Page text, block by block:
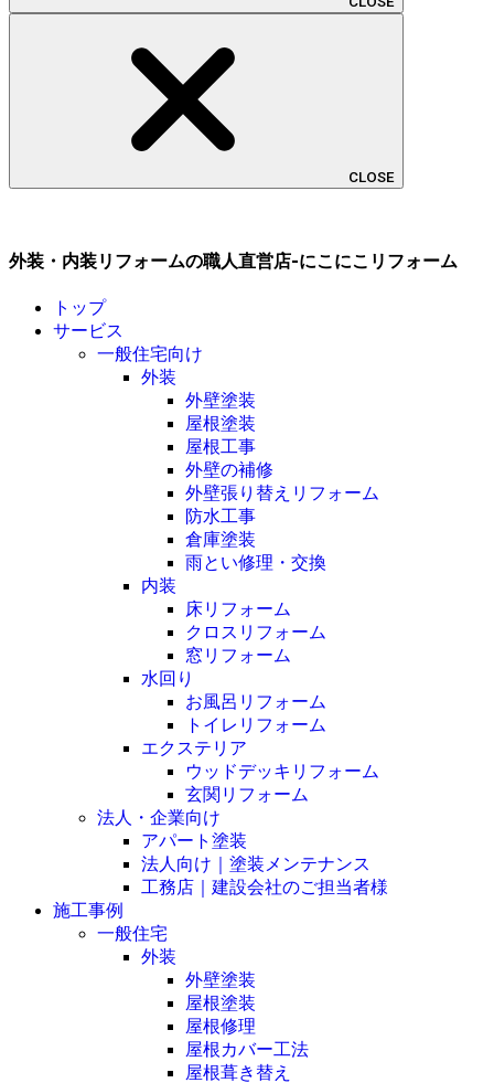
CLOSE
外装・内装リフォームの職人直営店-にこにこリフォーム
トップ
サービス
一般住宅向け
外装
外壁塗装
屋根塗装
屋根工事
外壁の補修
外壁張り替えリフォーム
防水工事
倉庫塗装
雨とい修理・交換
内装
床リフォーム
クロスリフォーム
窓リフォーム
水回り
お風呂リフォーム
トイレリフォーム
エクステリア
ウッドデッキリフォーム
玄関リフォーム
法人・企業向け
アパート塗装
法人向け｜塗装メンテナンス
工務店｜建設会社のご担当者様
施工事例
一般住宅
外装
外壁塗装
屋根塗装
屋根修理
屋根カバー工法
屋根葺き替え